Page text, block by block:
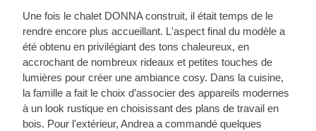
Une fois le chalet DONNA construit, il était temps de le
rendre encore plus accueillant. L'aspect final du modèle a
été obtenu en privilégiant des tons chaleureux, en
accrochant de nombreux rideaux et petites touches de
lumières pour créer une ambiance cosy. Dans la cuisine,
la famille a fait le choix d’associer des appareils modernes
à un look rustique en choisissant des plans de travail en
bois. Pour l'extérieur, Andrea a commandé quelques